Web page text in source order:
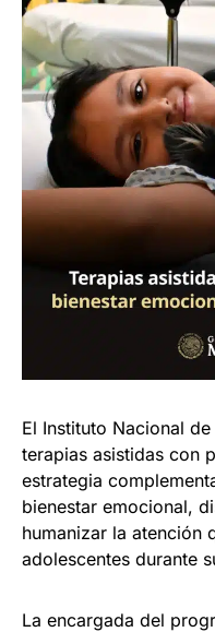
El Instituto Nacional
terapias asistidas con
estrategia
bienestar emocional,
humanizar la atención
adolescentes durante
La encargada del